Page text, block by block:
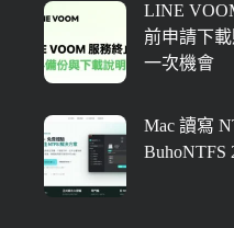
LINE
前申請下
一次機會
Mac 讀寫
BuhoNTFS